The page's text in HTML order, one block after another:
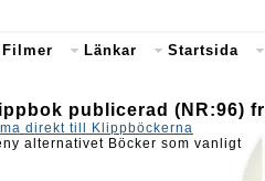
Filmer Länkar Startsida
publicerad (NR:96)
direkt till Klippböckerna
alternativet Böcker som vanligt